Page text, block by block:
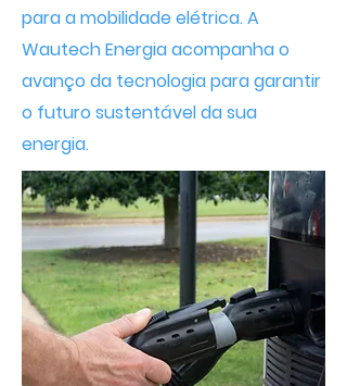
para a mobilidade elétrica. A
Wautech Energia acompanha o
avanço da tecnologia para garantir
o futuro sustentável da sua
energia.